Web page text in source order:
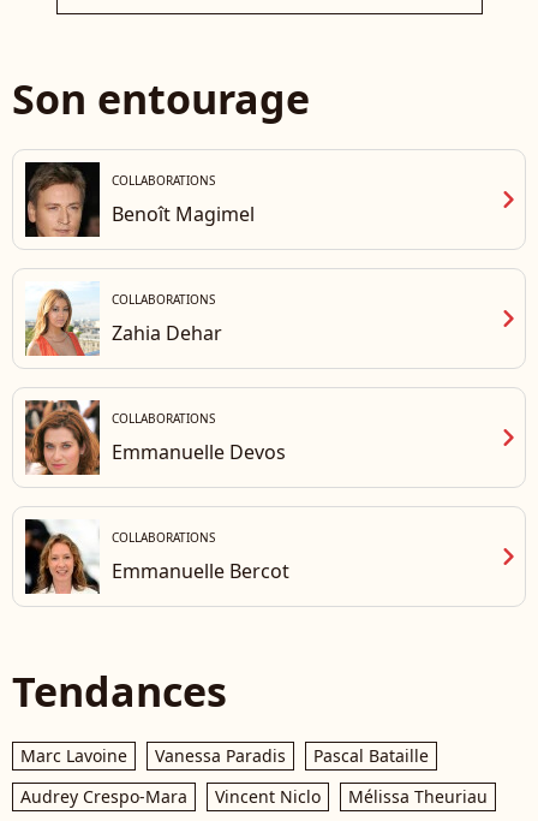
Son entourage
COLLABORATIONS
Benoît Magimel chevron_right
COLLABORATIONS
Zahia Dehar chevron_right
COLLABORATIONS
Emmanuelle Devos chevron_right
COLLABORATIONS
Emmanuelle Bercot chevron_right
Tendances
Marc Lavoine Vanessa Paradis
Pascal Bataille
Audrey Crespo-Mara
Vincent Niclo
Mélissa Theuriau